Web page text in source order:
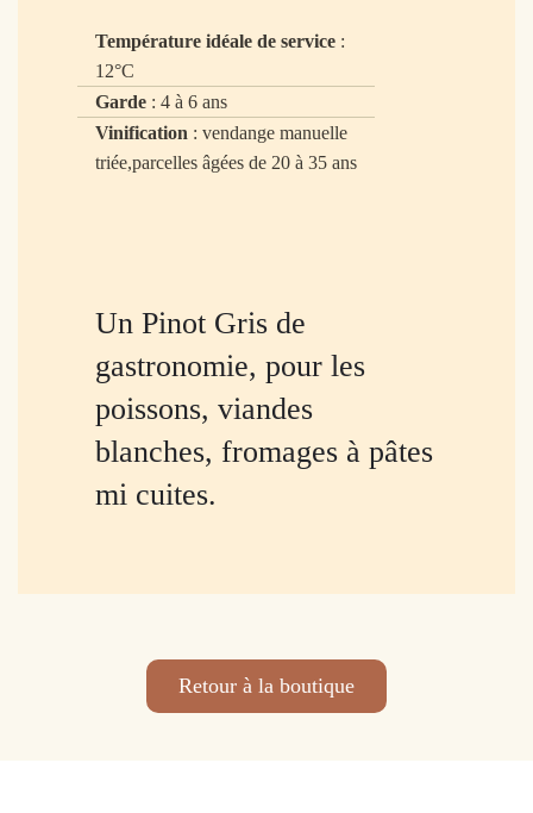
Température idéale de service :
12°C
Garde : 4 à 6 ans
Vinification : vendange manuelle
triée,parcelles âgées de 20 à 35 ans
Un Pinot Gris de
gastronomie, pour les
poissons, viandes
blanches, fromages à pâtes
mi cuites.
Retour à la boutique